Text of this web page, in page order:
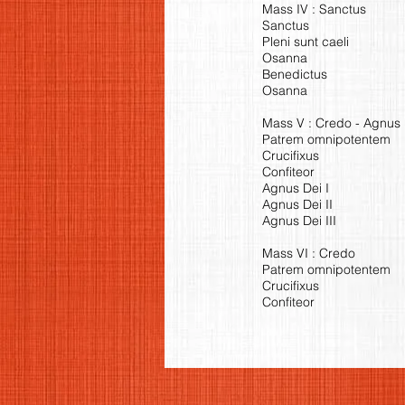
Mass IV : Sanctus
Sanctus
Pleni sunt caeli
Osanna
Benedictus
Osanna
Mass V : Credo - Agnus
Patrem omnipotentem
Crucifixus
Confiteor
Agnus Dei I
Agnus Dei II
Agnus Dei III
Mass VI : Credo
Patrem omnipotentem
Crucifixus
Confiteor